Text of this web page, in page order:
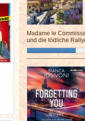
Madame le
und die tödliche